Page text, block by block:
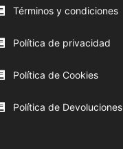
Términos y condiciones
Política de privacidad
Política de Cookies
Política de Devoluciones